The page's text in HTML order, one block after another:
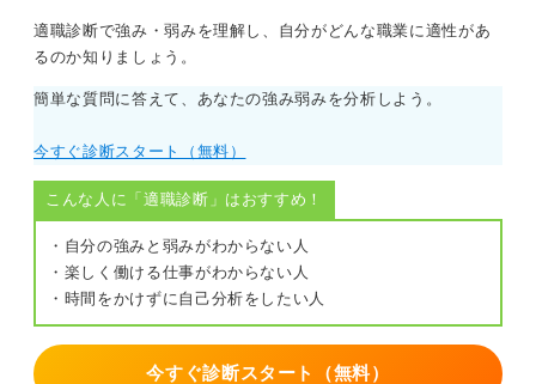
0
適職診断で強み・弱みを理解し、自分がどんな職業に適性があ
るのか知りましょう。
簡単な質問に答えて、あなたの強み弱みを分析しよう。
今すぐ診断スタート（無料）
こんな人に「適職診断」はおすすめ！
・自分の強みと弱みがわからない人
・楽しく働ける仕事がわからない人
・時間をかけずに自己分析をしたい人
今すぐ診断スタート（無料）